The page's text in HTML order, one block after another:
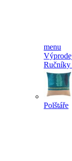
menu
Ručníky
Polštáře